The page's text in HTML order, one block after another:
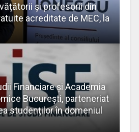
și profesorii din
acreditate de MEC, la
Financiare și Academia
București, parteneriat
studenților în domeniul